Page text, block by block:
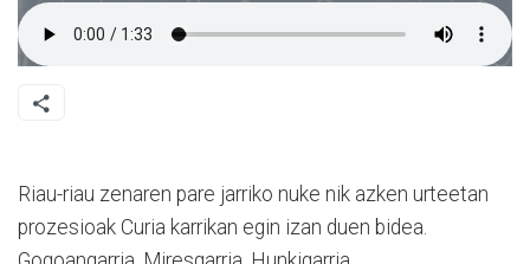
Riau-riau zenaren pare jarriko nuke nik azken urteetan
prozesioak Curia karrikan egin izan duen bidea.